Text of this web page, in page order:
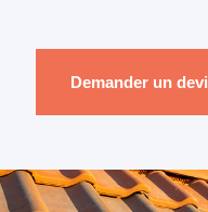
Demander un